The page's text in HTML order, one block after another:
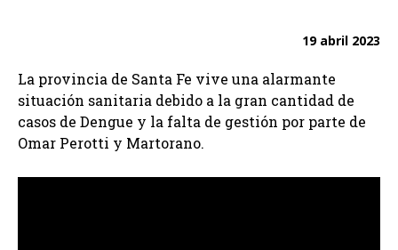
19 abril 2023
La provincia de Santa Fe vive una alarmante
situación sanitaria debido a la gran cantidad de
casos de Dengue y la falta de gestión por parte de
Omar Perotti y Martorano.